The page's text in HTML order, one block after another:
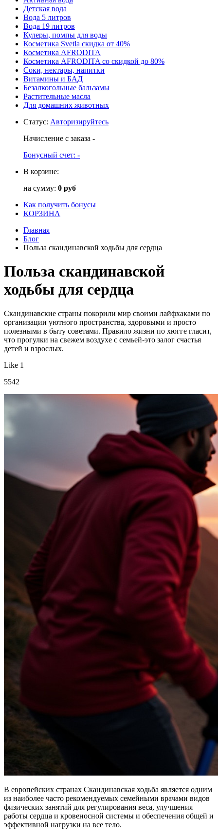
Детская вода
Вода 5 литров
Вода 19 литров
Кулеры, помпы для воды
Косметика Svetla скидка от 40%
Косметика AFRODITA
Косметика AFRODITA со скидкой до 80%
Соки, нектары, напитки
Витамины и БАД
Безалкогольные бальзамы
Растительные масла
Для домашних животных
Статус: Авторизируйтесь
Начисление с заказа -
Бонусный счет: -
В корзине:
на сумму: 0 руб
Как получить бонусы
КОРЗИНА
Главная
Блог
Польза скандинавской ходьбы для сердца
Польза скандинавской
ходьбы для сердца
Скандинавские страны покорили мир своими лайфхаками по
организации уютного пространства, здоровыми и просто
полезными в быту советами. Правило жизни по хюгге гласит,
что прогулки на свежем воздухе с семьей-это залог счастья
детей и взрослых.
Like 1
5542
В европейских странах Скандинавская ходьба является одним
из наиболее часто рекомендуемых семейными врачами видов
физических занятий для регулирования веса, улучшения
работы сердца и кровеносной системы и обеспечения общей и
эффективной нагрузки на все тело.